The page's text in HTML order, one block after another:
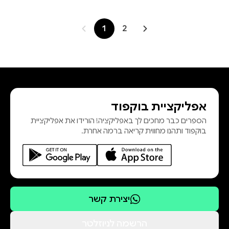
1 2
אפליקציית בוקפוד
הספרים כבר מחכים לך באפליקציה! הורידו את אפליקציית
בוקפוד ותהנו מחווית קריאה ברמה אחרת.
יצירת קשר